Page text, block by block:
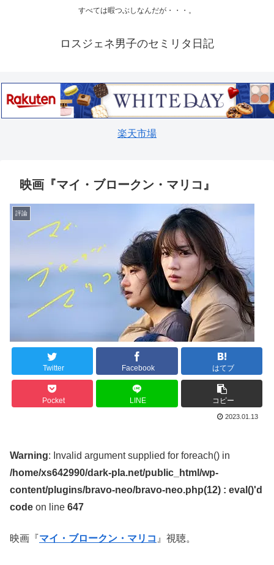
すべては暇つぶしなんだが・・・。
ロスジェネ男子のセミリタ日記
楽天市場
映画『マイ・ブロークン・マリコ』
評論
Twitter Facebook はてブ
Pocket LINE コピー
2023.01.13
Warning: Invalid argument supplied for foreach() in
/home/xs642990/dark-pla.net/public_html/wp-
content/plugins/bravo-neo/bravo-neo.php(12) : eval()'d
code on line 647
映画『マイ・ブロークン・マリコ 』視聴。